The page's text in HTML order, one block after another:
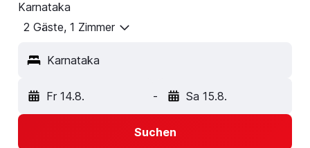
Karnataka
2 Gäste, 1 Zimmer
Karnataka
Fr 14.8. - Sa 15.8.
Suchen